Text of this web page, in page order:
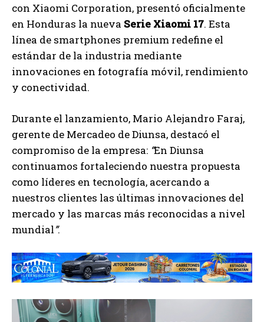
con Xiaomi Corporation, presentó oficialmente
en Honduras la nueva Serie Xiaomi 17. Esta
línea de smartphones premium redefine el
estándar de la industria mediante
innovaciones en fotografía móvil, rendimiento
y conectividad.
Durante el lanzamiento, Mario Alejandro Faraj,
gerente de Mercadeo de Diunsa, destacó el
compromiso de la empresa: “En Diunsa
continuamos fortaleciendo nuestra propuesta
como líderes en tecnología, acercando a
nuestros clientes las últimas innovaciones del
mercado y las marcas más reconocidas a nivel
mundial”.